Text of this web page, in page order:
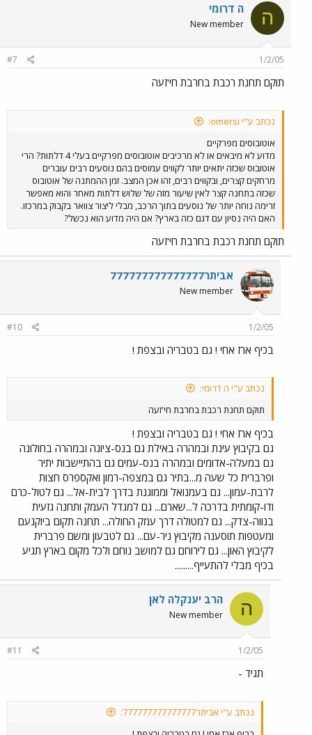
ה ה דרומי
New member
1/2/05
#7
תוקם תחנת רכבת בחרבת חי'זעה
נכתב ע"י omersi:
אוטובוסים מפרקיים
מדוע לא מיבאים או לא מרכיבים אוטובוסים מפרקיים בעלי 4 דלתות? הרי
אוטובוס שכזה יתאים יותר לקווים עמוסים בהם נוסעים רבים עוברים
מרחקים קצרים, ובקווים רבים, זהו אכן המצב. זמן ההמתנה של אוטובוס
שכזה בתחנה קצר לאין שיעור מזה של שלוש דלתות מאחר והוא מאפשר
זרימה נוחה יותר של נוסעים בתוך הרכב, מבלי ליצור צוואר בקבוק במרכזו.
האם היה נסיון עם דגם כזה בארץ? אם היה מדוע הוא נכשל?
תוקם תחנת רכבת בחרבת חי'זעה
אביתר777777777777777
New member
1/2/05
#10
בכיף ארז אחי ! גם בטבריה ובצפת !
נכתב ע"י ה דרומי:
תוקם תחנת רכבת בחרבת חי'זעה
בכיף ארז אחי ! גם בטבריה ובצפת !
גם בקיבוץ עינת ובמהרה באילת גם בנס-ציונה ובמהרה בחולונה
גם במעלה-אדומים ובמהרה בנס-עמים גם בהתיישבות יתיר
ופרברית כל שעה מ...בתיר גם במצפה-רמון ואקספרס חצות
לרבת-עמון... גם בעמנואל וממוגנת בדרך לבית-אל... גם לטול-כרם
ודו-קומתית בדרכה ל...שארם... גם למגדל העמק ותחנה גזעית
בנווה-צדק... גם למטולה דרך עמק החולה... תחנה תקום ביוקנעם
ומעטפות תוסענה מקיבוץ ניר-עם... גם לטבעון ומשם פרברית
לקיבוץ האון... גם לירוחם גם למושב נוחם ולכל מקום בארץ תגיע
בכיף מבלי להתעייף.........
ה הרב יענקלה לאן
New member
1/2/05
#11
תגיד -
נכתב ע"י אביתר777777777777777: